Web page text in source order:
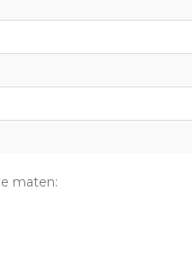
maten: